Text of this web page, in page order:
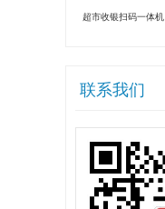
超市收银扫码一体机
联系我们